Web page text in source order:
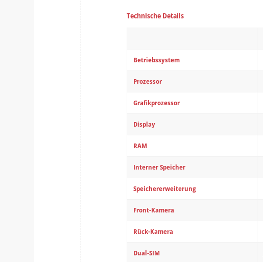
Technische Details
Betriebssystem
Prozessor
Grafikprozessor
Display
RAM
Interner Speicher
Speichererweiterung
Front-Kamera
Rück-Kamera
Dual-SIM